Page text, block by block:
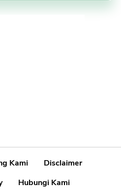
Kami
Disclaimer
Hubungi Kami